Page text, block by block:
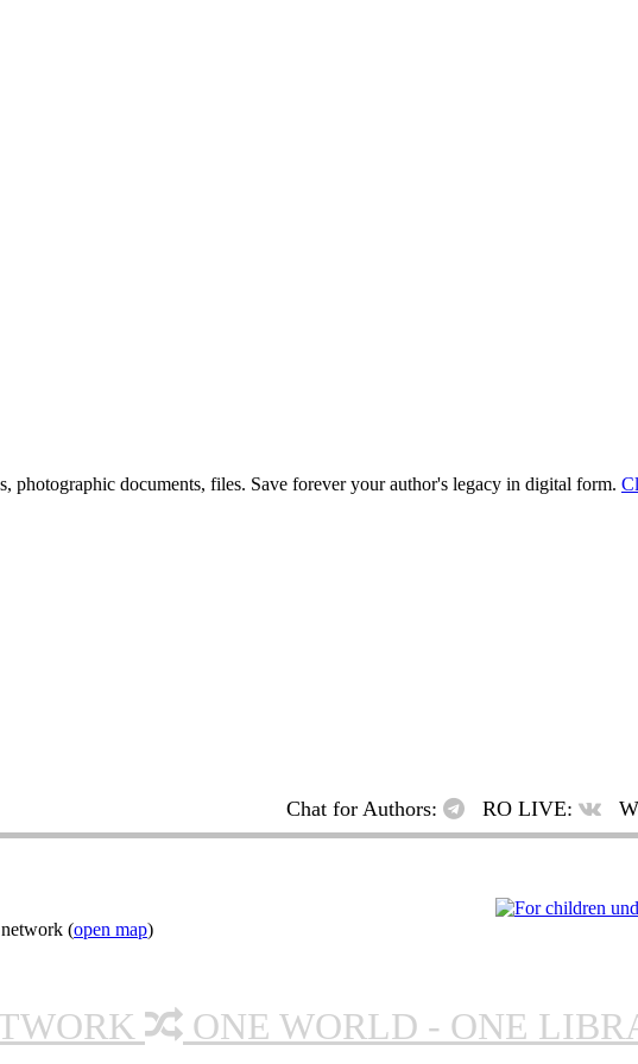
photographic documents, files. Save forever your author's legacy in digital form.
Chat for Authors: RO LIVE:
(open map)
ONE WORLD - ONE